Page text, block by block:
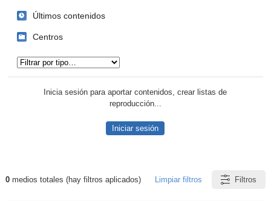
Últimos contenidos
Centros
Inicia sesión para aportar contenidos, crear listas de
reproducción...
Iniciar sesión
Resultados de: Crotona
0medios totales (hay filtros aplicados) Limpiar filtros Filtros